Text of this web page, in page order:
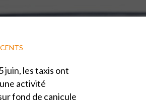
juin, les taxis ont
activité
fond de canicule